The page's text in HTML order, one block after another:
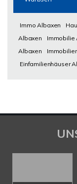
Immo Albaxen
Albaxen
Immobilie
Albaxen
Einfamilienhäuser